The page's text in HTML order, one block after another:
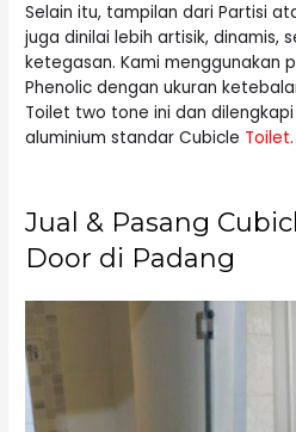
Selain itu, tampilan dari Partisi
juga dinilai lebih artisik, dinamis,
ketegasan. Kami menggunakan
Phenolic dengan ukuran
Toilet two tone ini dan
aluminium standar Cubicle Toilet.
Jual & Pasang
Door di Padang